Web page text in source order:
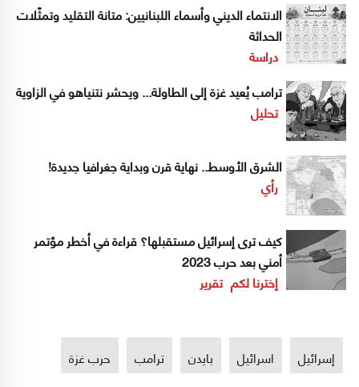
الانتماء الديني وأسماء اللبنانيين: متانة التقليد وتمثّلات
الحداثة
دراسة
ترامب يُعيد غزة إلى الطاولة... ويحشر نتنياهو في الزاوية
تحليل
الشرق الأوسط.. نهاية قرن وبداية جغرافيا جديدة!
رأي
كيف ترى إسرائيل مستقبلها؟ قراءة في أخطر مؤتمر
أمني بعد حرب 2023
إخترنا لكم تقرير
إسرائيل اسرائيل بايدن ترامب حرب غزة